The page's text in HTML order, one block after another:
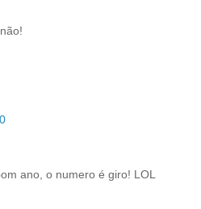
ano, o numero é giro! LOL